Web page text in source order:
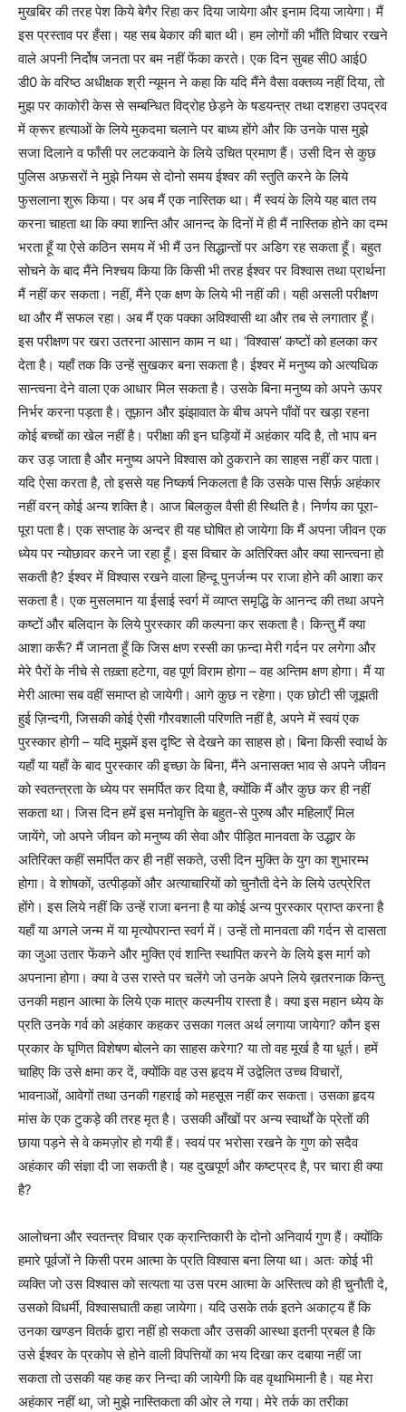
मुखबिर की तरह पेश किये बेगैर रिहा कर दिया जायेगा और इनाम दिया जायेगा। मैं
इस प्रस्ताव पर हँसा। यह सब बेकार की बात थी। हम लोगों की भाँति विचार रखने
वाले अपनी निर्दोष जनता पर बम नहीं फेंका करते। एक दिन सुबह सी0 आई0
डी0 के वरिष्ठ अधीक्षक श्री न्यूमन ने कहा कि यदि मैंने वैसा वक्तव्य नहीं दिया, तो
मुझ पर काकोरी केस से सम्बन्धित विद्रोह छेड़ने के षडयन्त्र तथा दशहरा उपद्रव
में क्रूर हत्याओं के लिये मुकदमा चलाने पर बाध्य होंगे और कि उनके पास मुझे
सजा दिलाने व फाँसी पर लटकवाने के लिये उचित प्रमाण हैं। उसी दिन से कुछ
पुलिस अफ़सरों ने मुझे नियम से दोनो समय ईश्वर की स्तुति करने के लिये
फुसलाना शुरू किया। पर अब मैं एक नास्तिक था। मैं स्वयं के लिये यह बात तय
करना चाहता था कि क्या शान्ति और आनन्द के दिनों में ही मैं नास्तिक होने का दम्भ
भरता हूँ या ऐसे कठिन समय में भी मैं उन सिद्धान्तों पर अडिग रह सकता हूँ। बहुत
सोचने के बाद मैंने निश्चय किया कि किसी भी तरह ईश्वर पर विश्वास तथा प्रार्थना
मैं नहीं कर सकता। नहीं, मैंने एक क्षण के लिये भी नहीं की। यही असली परीक्षण
था और मैं सफल रहा। अब मैं एक पक्का अविश्वासी था और तब से लगातार हूँ।
इस परीक्षण पर खरा उतरना आसान काम न था। ‘विश्वास’ कष्टों को हलका कर
देता है। यहाँ तक कि उन्हें सुखकर बना सकता है। ईश्वर में मनुष्य को अत्यधिक
सान्त्वना देने वाला एक आधार मिल सकता है। उसके बिना मनुष्य को अपने ऊपर
निर्भर करना पड़ता है। तूफ़ान और झंझावात के बीच अपने पाँवों पर खड़ा रहना
कोई बच्चों का खेल नहीं है। परीक्षा की इन घड़ियों में अहंकार यदि है, तो भाप बन
कर उड़ जाता है और मनुष्य अपने विश्वास को ठुकराने का साहस नहीं कर पाता।
यदि ऐसा करता है, तो इससे यह निष्कर्ष निकलता है कि उसके पास सिर्फ़ अहंकार
नहीं वरन् कोई अन्य शक्ति है। आज बिलकुल वैसी ही स्थिति है। निर्णय का पूरा-
पूरा पता है। एक सप्ताह के अन्दर ही यह घोषित हो जायेगा कि मैं अपना जीवन एक
ध्येय पर न्योछावर करने जा रहा हूँ। इस विचार के अतिरिक्त और क्या सान्त्वना हो
सकती है? ईश्वर में विश्वास रखने वाला हिन्दू पुनर्जन्म पर राजा होने की आशा कर
सकता है। एक मुसलमान या ईसाई स्वर्ग में व्याप्त समृद्धि के आनन्द की तथा अपने
कष्टों और बलिदान के लिये पुरस्कार की कल्पना कर सकता है। किन्तु मैं क्या
आशा करूँ? मैं जानता हूँ कि जिस क्षण रस्सी का फ़न्दा मेरी गर्दन पर लगेगा और
मेरे पैरों के नीचे से तख़्ता हटेगा, वह पूर्ण विराम होगा – वह अन्तिम क्षण होगा। मैं या
मेरी आत्मा सब वहीं समाप्त हो जायेगी। आगे कुछ न रहेगा। एक छोटी सी जूझती
हुई ज़िन्दगी, जिसकी कोई ऐसी गौरवशाली परिणति नहीं है, अपने में स्वयं एक
पुरस्कार होगी – यदि मुझमें इस दृष्टि से देखने का साहस हो। बिना किसी स्वार्थ के
यहाँ या यहाँ के बाद पुरस्कार की इच्छा के बिना, मैंने अनासक्त भाव से अपने जीवन
को स्वतन्त्रता के ध्येय पर समर्पित कर दिया है, क्योंकि मैं और कुछ कर ही नहीं
सकता था। जिस दिन हमें इस मनोवृत्ति के बहुत-से पुरुष और महिलाएँ मिल
जायेंगे, जो अपने जीवन को मनुष्य की सेवा और पीड़ित मानवता के उद्धार के
अतिरिक्त कहीं समर्पित कर ही नहीं सकते, उसी दिन मुक्ति के युग का शुभारम्भ
होगा। वे शोषकों, उत्पीड़कों और अत्याचारियों को चुनौती देने के लिये उत्प्रेरित
होंगे। इस लिये नहीं कि उन्हें राजा बनना है या कोई अन्य पुरस्कार प्राप्त करना है
यहाँ या अगले जन्म में या मृत्योपरान्त स्वर्ग में। उन्हें तो मानवता की गर्दन से दासता
का जुआ उतार फेंकने और मुक्ति एवं शान्ति स्थापित करने के लिये इस मार्ग को
अपनाना होगा। क्या वे उस रास्ते पर चलेंगे जो उनके अपने लिये ख़तरनाक किन्तु
उनकी महान आत्मा के लिये एक मात्र कल्पनीय रास्ता है। क्या इस महान ध्येय के
प्रति उनके गर्व को अहंकार कहकर उसका गलत अर्थ लगाया जायेगा? कौन इस
प्रकार के घृणित विशेषण बोलने का साहस करेगा? या तो वह मूर्ख है या धूर्त। हमें
चाहिए कि उसे क्षमा कर दें, क्योंकि वह उस हृदय में उद्वेलित उच्च विचारों,
भावनाओं, आवेगों तथा उनकी गहराई को महसूस नहीं कर सकता। उसका हृदय
मांस के एक टुकड़े की तरह मृत है। उसकी आँखों पर अन्य स्वार्थों के प्रेतों की
छाया पड़ने से वे कमज़ोर हो गयी हैं। स्वयं पर भरोसा रखने के गुण को सदैव
अहंकार की संज्ञा दी जा सकती है। यह दुखपूर्ण और कष्टप्रद है, पर चारा ही क्या
है?
आलोचना और स्वतन्त्र विचार एक क्रान्तिकारी के दोनो अनिवार्य गुण हैं। क्योंकि
हमारे पूर्वजों ने किसी परम आत्मा के प्रति विश्वास बना लिया था। अतः कोई भी
व्यक्ति जो उस विश्वास को सत्यता या उस परम आत्मा के अस्तित्व को ही चुनौती दे,
उसको विधर्मी, विश्वासघाती कहा जायेगा। यदि उसके तर्क इतने अकाट्य हैं कि
उनका खण्डन वितर्क द्वारा नहीं हो सकता और उसकी आस्था इतनी प्रबल है कि
उसे ईश्वर के प्रकोप से होने वाली विपत्तियों का भय दिखा कर दबाया नहीं जा
सकता तो उसकी यह कह कर निन्दा की जायेगी कि वह वृथाभिमानी है। यह मेरा
अहंकार नहीं था, जो मुझे नास्तिकता की ओर ले गया। मेरे तर्क का तरीका